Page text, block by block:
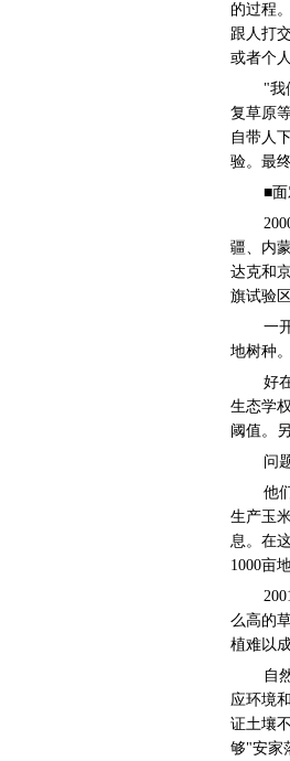
的过程
跟人打
或者个
"我
复草原
自带人
验。最
■
疆、内
达克和
旗试验
一
地树种
好
生态学
阈值。
问
他
生产玉
息。在
1000亩
么高的
植难以
自
应环境
证土壤
够"安家